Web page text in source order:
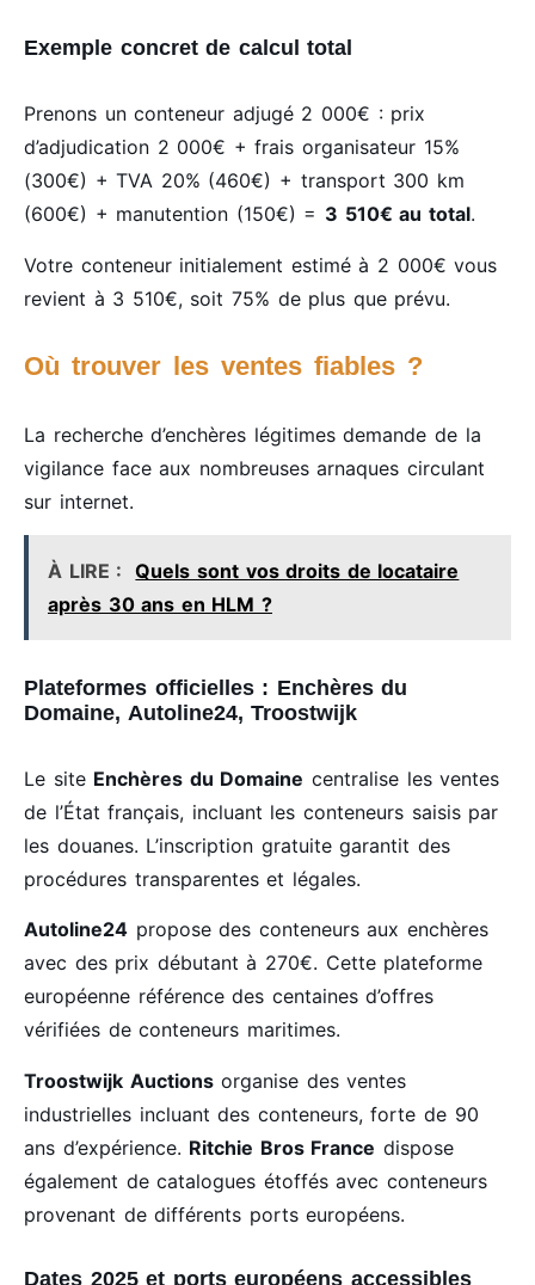
Exemple concret de calcul total
Prenons un conteneur adjugé 2 000€ : prix
d’adjudication 2 000€ + frais organisateur 15%
(300€) + TVA 20% (460€) + transport 300 km
(600€) + manutention (150€) = 3 510€ au total.
Votre conteneur initialement estimé à 2 000€ vous
revient à 3 510€, soit 75% de plus que prévu.
Où trouver les ventes fiables ?
La recherche d’enchères légitimes demande de la
vigilance face aux nombreuses arnaques circulant
sur internet.
À LIRE :
Quels sont vos droits de locataire
après 30 ans en HLM ?
Plateformes officielles : Enchères du
Domaine, Autoline24, Troostwijk
Le site Enchères du Domaine centralise les ventes
de l’État français, incluant les conteneurs saisis par
les douanes. L’inscription gratuite garantit des
procédures transparentes et légales.
Autoline24 propose des conteneurs aux enchères
avec des prix débutant à 270€. Cette plateforme
européenne référence des centaines d’offres
vérifiées de conteneurs maritimes.
Troostwijk Auctionsorganise des ventes
industrielles incluant des conteneurs, forte de 90
ans d’expérience. Ritchie Bros France dispose
également de catalogues étoffés avec conteneurs
provenant de différents ports européens.
Dates 2025 et ports européens accessibles